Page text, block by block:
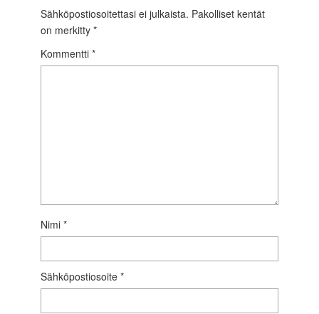
Sähköpostiosoitettasi ei julkaista. Pakolliset kentät
on merkitty *
Kommentti *
Nimi *
Sähköpostiosoite *